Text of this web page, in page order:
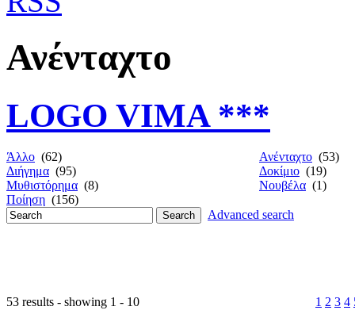
Ανένταχτο
LOGO VIMA ***
Άλλο (62) Ανένταχτο (53)
Διήγημα (95) Δοκίμιο (19)
Μυθιστόρημα (8) Νουβέλα (1)
Ποίηση (156)
Advanced search
53 results - showing 1 - 10 1 2 3 4